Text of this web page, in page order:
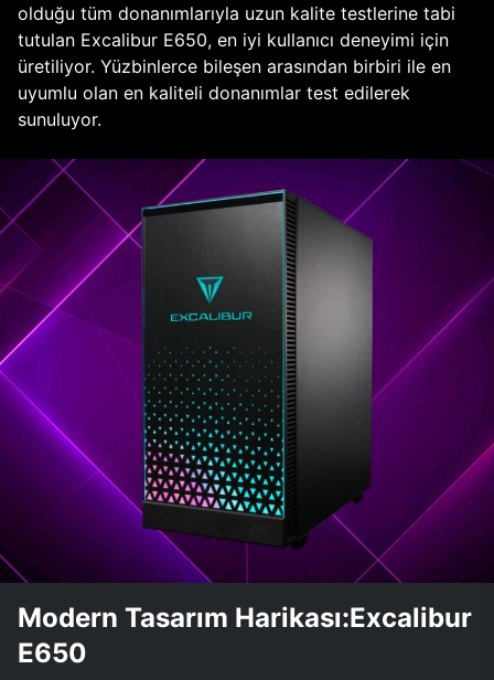
olduğu tüm donanımlarıyla uzun kalite testlerine tabi
tutulan Excalibur E650, en iyi kullanıcı deneyimi için
üretiliyor. Yüzbinlerce bileşen arasından birbiri ile en
uyumlu olan en kaliteli donanımlar test edilerek
sunuluyor.
Modern Tasarım Harikası:Excalibur
E650